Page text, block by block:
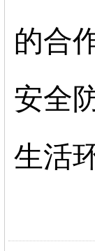
的合
安全
生活